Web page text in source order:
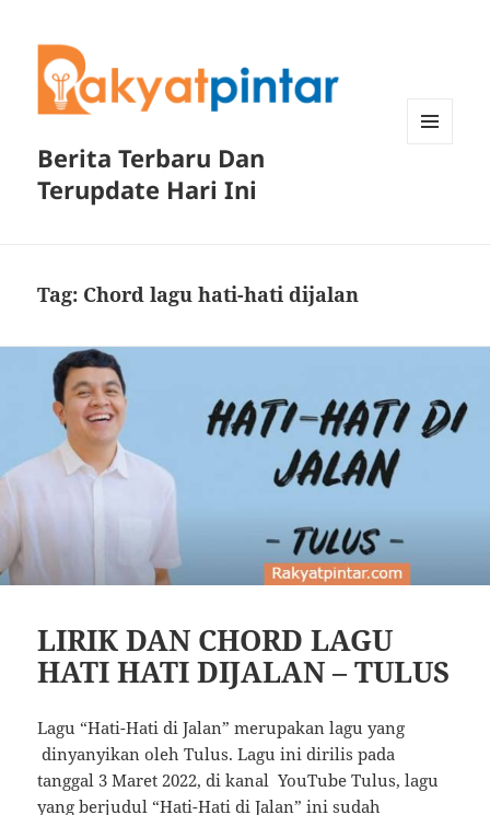
Berita Terbaru Dan
Terupdate Hari Ini
Tag: Chord lagu hati-hati dijalan
LIRIK DAN CHORD LAGU
HATI HATI DIJALAN – TULUS
Lagu “Hati-Hati di Jalan” merupakan lagu yang
dinyanyikan oleh Tulus. Lagu ini dirilis pada
tanggal 3 Maret 2022, di kanal YouTube Tulus, lagu
yang berjudul “Hati-Hati di Jalan” ini sudah